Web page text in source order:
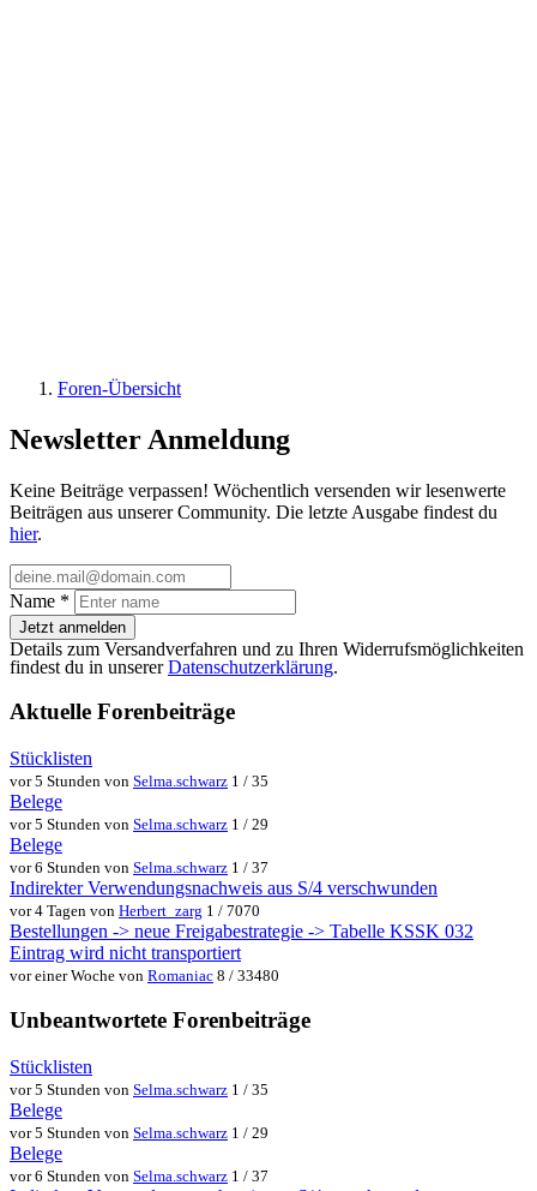
Foren-Übersicht
Newsletter Anmeldung
Keine Beiträge verpassen! Wöchentlich versenden wir lesenwerte
Beiträgen aus unserer Community. Die letzte Ausgabe findest du
hier.
Name *
Jetzt anmelden
Details zum Versandverfahren und zu Ihren Widerrufsmöglichkeiten
findest du in unsererDatenschutzerklärung.
Aktuelle Forenbeiträge
Stücklisten
vor 5 Stunden von Selma.schwarz 1 / 35
Belege
vor 5 Stunden von Selma.schwarz 1 / 29
Belege
vor 6 Stunden von Selma.schwarz 1 / 37
Indirekter Verwendungsnachweis aus S/4 verschwunden
vor 4 Tagen von Herbert_zarg 1 / 7070
Bestellungen -> neue Freigabestrategie -> Tabelle KSSK 032
Eintrag wird nicht transportiert
vor einer Woche von Romaniac 8 / 33480
Unbeantwortete Forenbeiträge
Stücklisten
vor 5 Stunden von Selma.schwarz 1 / 35
Belege
vor 5 Stunden von Selma.schwarz 1 / 29
Belege
vor 6 Stunden von Selma.schwarz 1 / 37